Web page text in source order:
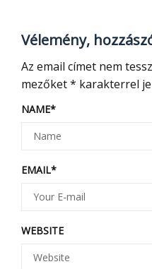
Vélemény,
Az email címet nem
mezőket* karakterrel
NAME*
EMAIL*
WEBSITE